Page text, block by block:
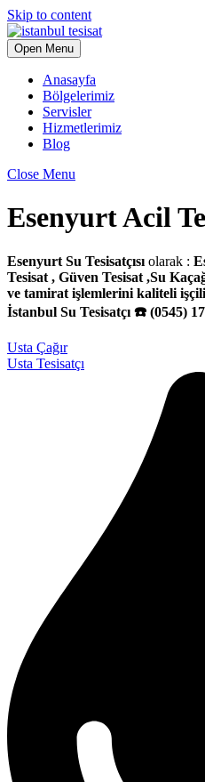
Skip to content
Open Menu
Anasayfa
Bölgelerimiz
Servisler
Hizmetlerimiz
Blog
Close Menu
Esenyurt Acil
Esenyurt Su Tesisatçısı olarak :
Tesisat , Güven Tesisat ,Su
ve tamirat işlemlerini kaliteli
İstanbul Su Tesisatçı ☎️ (0545)
Usta Çağır
Usta Tesisatçı